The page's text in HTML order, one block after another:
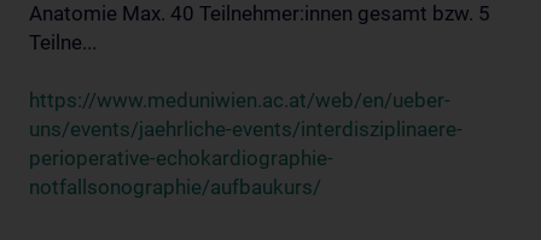
Anatomie Max. 40 Teilnehmer:innen gesamt bzw. 5
Teilne...
https://www.meduniwien.ac.at/web/en/ueber-
uns/events/jaehrliche-events/interdisziplinaere-
perioperative-echokardiographie-
notfallsonographie/aufbaukurs/